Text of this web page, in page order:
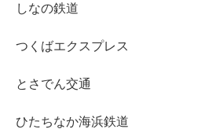
しなの鉄道
つくばエクスプレス
とさでん交通
ひたちなか海浜鉄道